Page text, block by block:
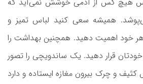
همیشه سعی کنید لباس تمیز و
خود اهمیت دهید. همچنین بهداشت را
قرار دهید. یک ساندویچی را تصور
کثیف و چرک بیرون مغازه ایستاده و دارد